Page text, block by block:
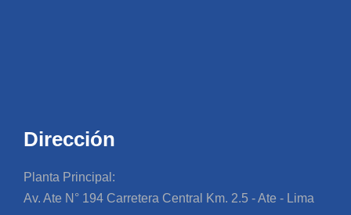
Dirección
Planta Principal:
Av. Ate N° 194 Carretera Central Km. 2.5 - Ate - Lima